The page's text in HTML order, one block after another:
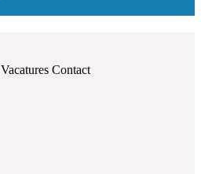
Vacatures Contact